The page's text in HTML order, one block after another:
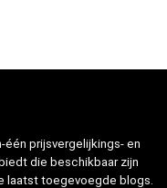
één prijsvergelijkings- en
die beschikbaar zijn
laatst toegevoegde blogs.